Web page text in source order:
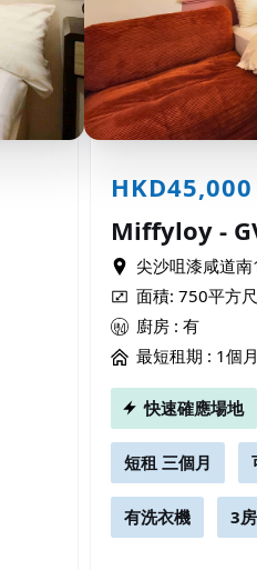
HKD45,000
Miffyloy -
尖沙咀漆咸道
面積: 750平方尺
廚房 : 有
最短租期 : 1個月
快速確應場地
短租 三個月
有洗衣機 3